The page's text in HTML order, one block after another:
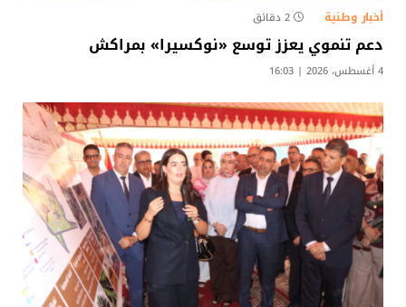
أخبار وطنية 2 دقائق
دعم تنموي يعزز توسع «نوكسيرا» بمراكش
4 أغسطس، 2026 | 16:03